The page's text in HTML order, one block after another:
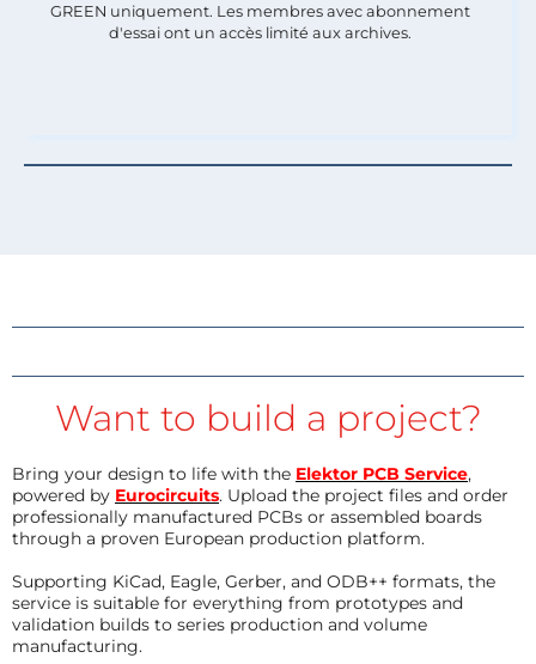
GREEN uniquement. Les membres avec abonnement
d'essai ont un accès limité aux archives.
Want to build a project?
Bring your design to life with the Elektor PCB Service,
powered by Eurocircuits. Upload the project files and order
professionally manufactured PCBs or assembled boards
through a proven European production platform.
Supporting KiCad, Eagle, Gerber, and ODB++ formats, the
service is suitable for everything from prototypes and
validation builds to series production and volume
manufacturing.